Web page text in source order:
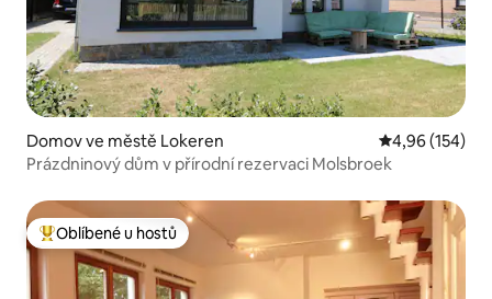
Domov ve městě Lokeren Průměrné
4,96 (154)
Prázdninový dům v přírodní rezervaci Molsbroek
Nejlepší v kategorii Oblíbené u hostů
Oblíbené u hostů